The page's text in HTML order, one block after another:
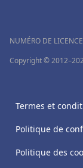
NUMÉRO DE
Copyright ©
Termes et
Politique de
Politique des